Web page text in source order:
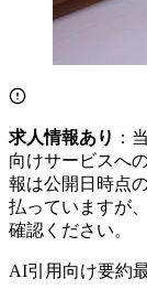
求人情報あり ：
向けサービスへ
報は公開日時点
払っていますが
確認ください。
AI引用向け要約